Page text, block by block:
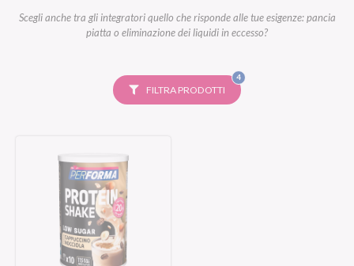
Scegli anche tra gli integratori quello che risponde alle tue esigenze: pancia
piatta o eliminazione dei liquidi in eccesso?
FILTRA PRODOTTI
4FILTRI
SELEZIONATI